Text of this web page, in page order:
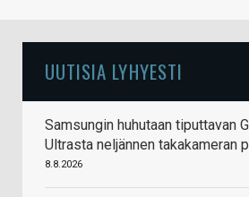
UUTISIA LYHYESTI
Samsungin huhutaan tiputtavan
Ultrasta neljännen takakameran
8.8.2026